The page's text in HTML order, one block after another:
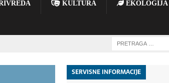
KULTURA EKOLOGIJA
SERVISNE INFORMACIJE